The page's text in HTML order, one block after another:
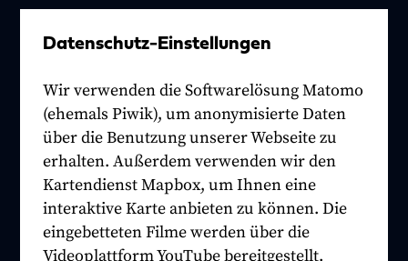
Datenschutz-Einstellungen
Wir verwenden die Softwarelösung Matomo
(ehemals Piwik), um anonymisierte Daten
über die Benutzung unserer Webseite zu
erhalten. Außerdem verwenden wir den
Kartendienst Mapbox, um Ihnen eine
interaktive Karte anbieten zu können. Die
eingebetteten Filme werden über die
Videoplattform YouTube bereitgestellt.